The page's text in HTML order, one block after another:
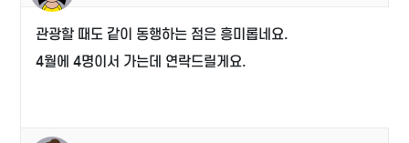
관광할 때도 같이 동행하는 점은 흥미롭네요.
4월에 4명이서 가는데 연락드릴게요.